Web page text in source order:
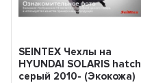
SEINTEX Чехлы на
HYUNDAI SOLARIS hatch
серый 2010- (Экокожа)